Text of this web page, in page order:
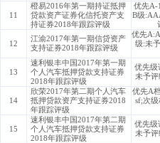
11
橙易2016年第一期持证抵押
贷款资产证券化信托资产支
持证券2018年跟踪评级
优先A-
B级
12
江渝2017年第一期信贷资产
支持证券2018年跟踪评级
优先
级:未
13
速利银丰中国2017年第一期
个人汽车抵押贷款支持证券
2018年跟踪评级
优先级
未予评
14
欣荣2017年第二期个人汽车
抵押贷款资产支持证券2018
年跟踪评级
优先A
sf;次
15
速利银丰中国2017年第二期
个人汽车抵押贷款支持证券
2018年跟踪评级
优先级
未予评